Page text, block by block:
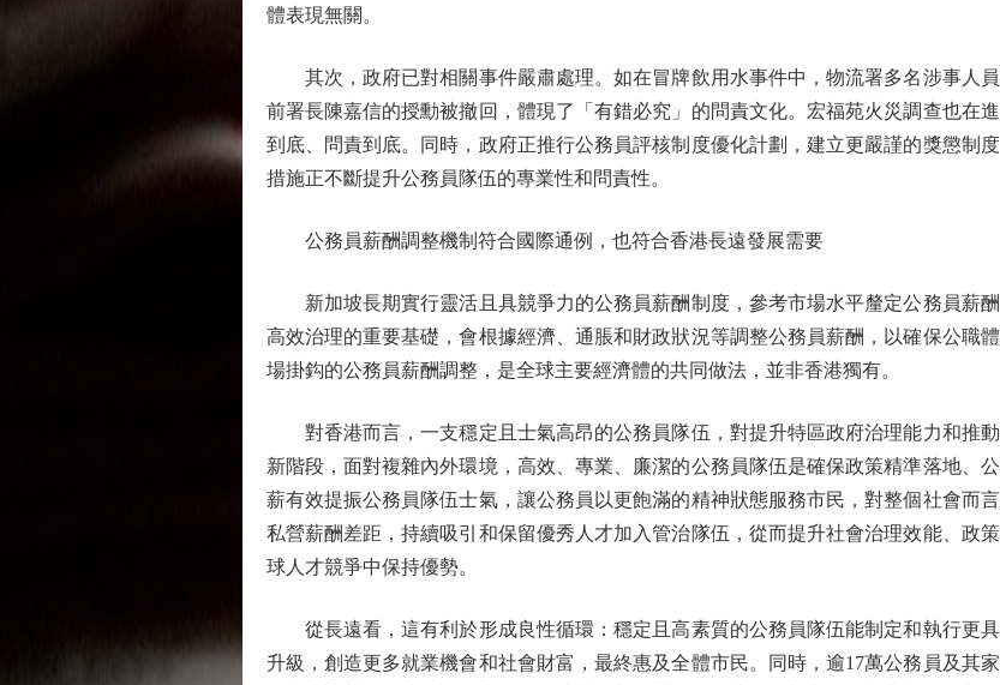
體表現無關。
其次，政府已對相關事件嚴肅處理。如在冒牌飲用水事件中，物流署多名涉事人員
前署長陳嘉信的授勳被撤回，體現了「有錯必究」的問責文化。宏福苑火災調查也在
到底、問責到底。同時，政府正推行公務員評核制度優化計劃，建立更嚴謹的獎懲制
措施正不斷提升公務員隊伍的專業性和問責性。
公務員薪酬調整機制符合國際通例，也符合香港長遠發展需要
新加坡長期實行靈活且具競爭力的公務員薪酬制度，參考市場水平釐定公務員薪
高效治理的重要基礎，會根據經濟、通脹和財政狀況等調整公務員薪酬，以確保公職
場掛鈎的公務員薪酬調整，是全球主要經濟體的共同做法，並非香港獨有。
對香港而言，一支穩定且士氣高昂的公務員隊伍，對提升特區政府治理能力和推
新階段，面對複雜內外環境，高效、專業、廉潔的公務員隊伍是確保政策精準落地、
薪有效提振公務員隊伍士氣，讓公務員以更飽滿的精神狀態服務市民，對整個社會而
私營薪酬差距，持續吸引和保留優秀人才加入管治隊伍，從而提升社會治理效能、政
球人才競爭中保持優勢。
從長遠看，這有利於形成良性循環：穩定且高素質的公務員隊伍能制定和執行更
升級，創造更多就業機會和社會財富，最終惠及全體市民。同時，逾17萬公務員及其